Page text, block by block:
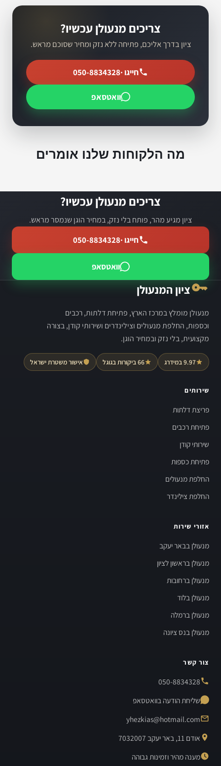
צריכים מנעולן עכשיו?
ציון בדרך אליכם, פתיחה ללא נזק ומחיר שסוכם מראש.
חייגו ·050-8834328
וואטסאפ
מה הלקוחות שלנו אומרים
צריכים מנעולן עכשיו?
ציון מגיע מהר, פותח בלי נזק, במחיר הוגן שנמסר מראש.
חייגו ·050-8834328
וואטסאפ
ציון המנעולן
מנעולן מומלץ במרכז הארץ, פתיחת דלתות, רכבים
וכספות, החלפת מנעולים וצילינדרים ושירותי קודן, בצורה
מקצועית, בלי נזק ובמחיר הוגן.
9.97 במידרג 66 ביקורות בגוגל אישור משטרת ישראל
שירותים
פריצת דלתות
פתיחת רכבים
שירותי קודן
פתיחת כספות
החלפת מנעולים
החלפת צילינדר
אזורי שירות
מנעולן בבאר יעקב
מנעולן בראשון לציון
מנעולן ברחובות
מנעולן בלוד
מנעולן ברמלה
מנעולן בנס ציונה
צור קשר
050-8834328
שליחת הודעה בוואטסאפ
yhezkias@hotmail.com
אודם 11, באר יעקב 7032007
מענה מהיר וזמינות גבוהה